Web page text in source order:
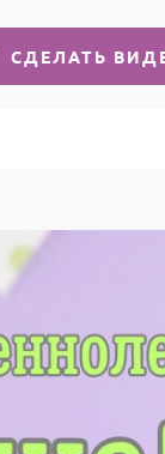
СДЕЛАТЬ